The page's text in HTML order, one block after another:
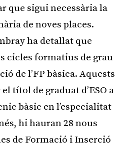
que sigui necessària la
de noves places.
ha detallat que
cicles formatius de grau
de l’FP bàsica. Aquests
títol de graduat d’ESO a
bàsic en l’especialitat
hi hauran 28 nous
de Formació i Inserció